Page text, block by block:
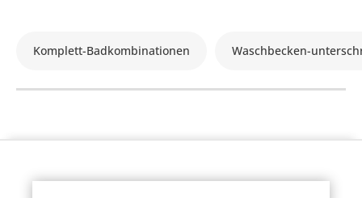
Komplett-Badkombinationen Waschbecken-